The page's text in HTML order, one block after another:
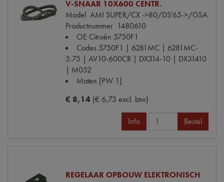
V-SNAAR 10X600 CENTR.
Model AMI SUPER/CX ->80/DS'65->/GSA
Productnummer 1480610
OE Citroën 5750F1
Codes 5750F1 | 6281MC | 6281MC-
5.75 | AV10-600CR | DX314-10 | DX31410
| M052
Maten [PW 1]
€ 8,14 (€ 6,73 excl. btw)
Info Bestel
REGELAAR OPBOUW ELEKTRONISCH